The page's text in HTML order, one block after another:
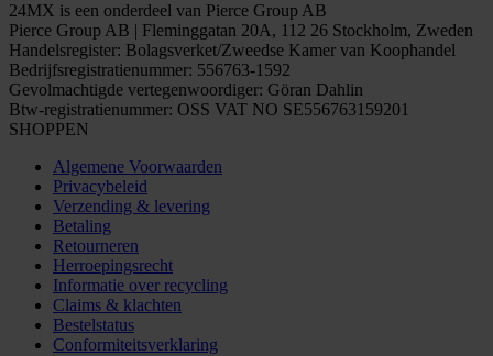
24MX is een onderdeel van Pierce Group AB
Pierce Group AB | Fleminggatan 20A, 112 26 Stockholm, Zweden
Handelsregister: Bolagsverket/Zweedse Kamer van Koophandel
Bedrijfsregistratienummer: 556763-1592
Gevolmachtigde vertegenwoordiger: Göran Dahlin
Btw-registratienummer: OSS VAT NO SE556763159201
SHOPPEN
Algemene Voorwaarden
Privacybeleid
Verzending & levering
Betaling
Retourneren
Herroepingsrecht
Informatie over recycling
Claims & klachten
Bestelstatus
Conformiteitsverklaring